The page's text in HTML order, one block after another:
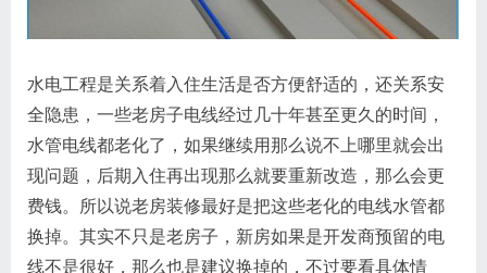
水电工程是关系着入住生活是否方便舒适的，还关系安
全隐患，一些老房子电线经过几十年甚至更久的时间，
水管电线都老化了，如果继续用那么说不上哪里就会出
现问题，后期入住再出现那么就要重新改造，那么会更
费钱。所以说老房装修最好是把这些老化的电线水管都
换掉。其实不只是老房子，新房如果是开发商预留的电
线不是很好，那么也是建议换掉的，不过要看具体情